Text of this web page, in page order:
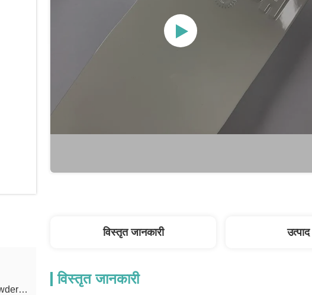
esu.sales7@hsindapowdercoating.com
विस्तृत जानकारी उत्पाद
विस्तृत जानकारी